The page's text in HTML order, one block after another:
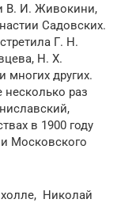
В. И. Живокини,
Садовских.
Г. Н.
Н. Х.
других.
раз
в 1900 году
и Московского
Николай